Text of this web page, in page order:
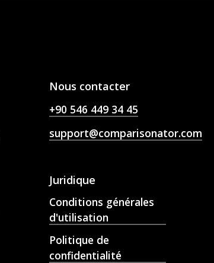
Nous contacter
+90 546 449 34 45
support@comparisonator.com
Juridique
Conditions générales
d'utilisation
Politique de
confidentialité